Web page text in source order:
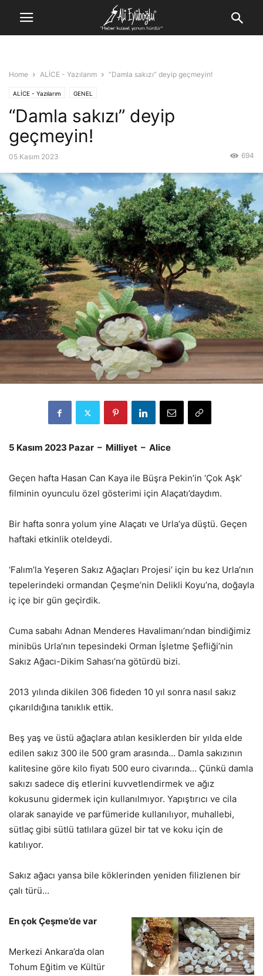
Home ALİCE - Yazılarım “Damla sakızı” deyip geçmeyin!
ALİCE - Yazılarım GENEL
“Damla sakızı” deyip
geçmeyin!
05 Kasım 2023 694
5 Kasım 2023 Pazar – Milliyet – Alice
Geçen hafta Hasan Can Kaya ile Büşra Pekin’in ‘Çok Aşk’
filminin oyunculu özel gösterimi için Alaçatı’daydım.
Bir hafta sonra yolum yine Alaçatı ve Urla’ya düştü. Geçen
haftaki etkinlik oteldeydi.
‘Falım’la Yeşeren Sakız Ağaçları Projesi’ için bu kez Urla’nın
tepelerindeki ormandan Çeşme’nin Delikli Koyu’na, doğayla
iç içe bir gün geçirdik.
Cuma sabahı Adnan Menderes Havalimanı’ndan bindiğimiz
minibüs Urla’nın tepesindeki Orman İşletme Şefliği’nin
Sakız Ağacı-Dikim Sahası’na götürdü bizi.
2013 yılında dikilen 306 fideden 10 yıl sonra nasıl sakız
çıkarıldığına tanıklık ettik.
Beş yaş ve üstü ağaçlara atılan kesiklerden bir yılda elde
edilen sakız 300 ile 500 gram arasında… Damla sakızının
kalitesine göre kilo fiyatı 500 euro civarında… Çünkü damla
sakızı sadece diş etlerini kuvvetlendirmek ve ağız
kokusunu gidermek için kullanılmıyor. Yapıştırıcı ve cila
olarak sanayide ve parfümeride kullanılıyor, muhallebi,
sütlaç gibi sütlü tatlılara güzel bir tat ve koku için de
katılıyor.
Sakız ağacı yansa bile köklerinden yeniden filizlenen bir
çalı türü…
En çok Çeşme’de var
Merkezi Ankara’da olan
Tohum Eğitim ve Kültür